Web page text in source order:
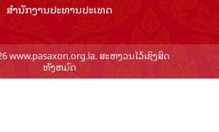
ສຳ​ນັກ​ງານ​ປະ​ທານ​ປະ​ເທດ
www.pasaxon.org.la. ສະຫງວນໄວ້ເຊິງສິດ
ທັງຫມົດ